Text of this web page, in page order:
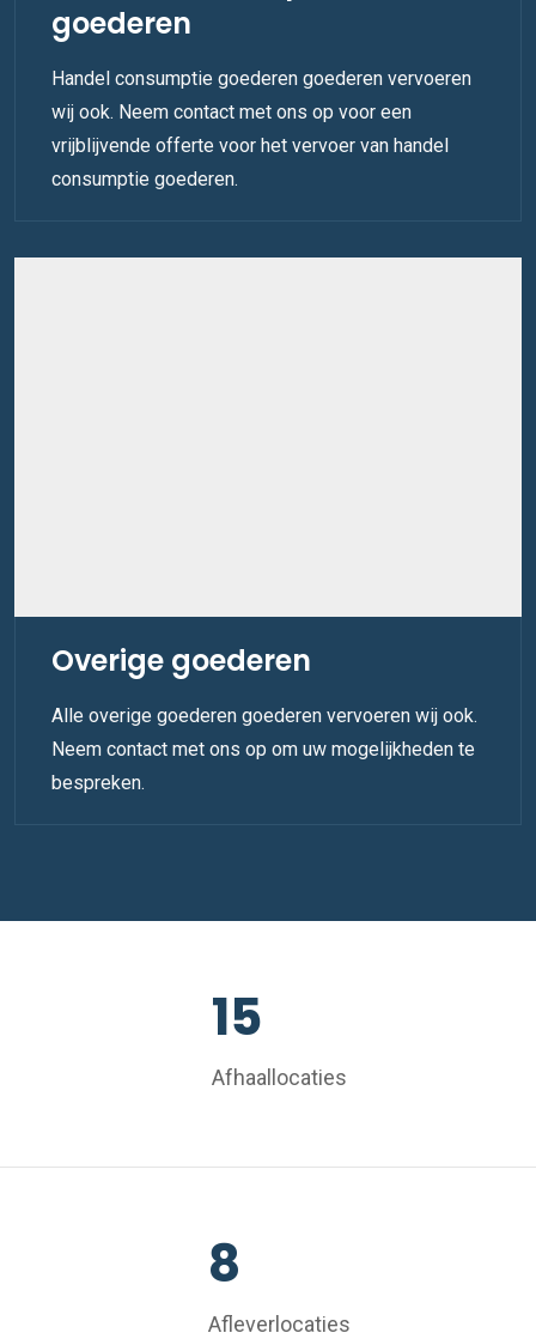
goederen
Handel consumptie goederen goederen vervoeren
wij ook. Neem contact met ons op voor een
vrijblijvende offerte voor het vervoer van handel
consumptie goederen.
Overige goederen
Alle overige goederen goederen vervoeren wij ook.
Neem contact met ons op om uw mogelijkheden te
bespreken.
15
Afhaallocaties
8
Afleverlocaties